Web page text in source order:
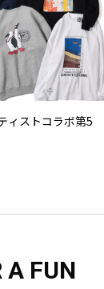
ィストコラボ第5
A FUN